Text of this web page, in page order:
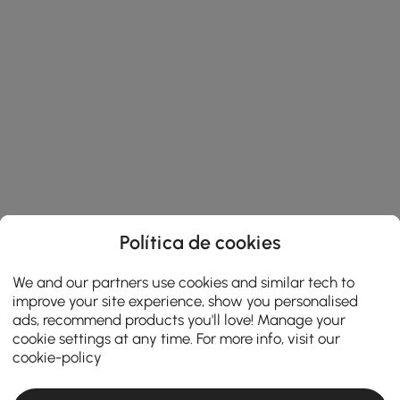
Política de cookies
We and our partners use cookies and similar tech to
improve your site experience, show you personalised
ads, recommend products you'll love! Manage your
cookie settings at any time. For more info, visit our
cookie-policy